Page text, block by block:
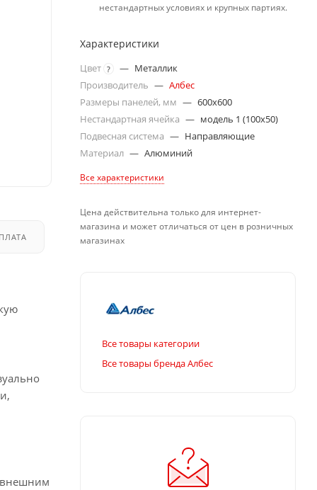
внешним
нестандартных условиях и крупных партиях.
Характеристики
Цвет ? — Металлик
Производитель — Албес
Размеры панелей, мм — 600x600
Нестандартная ячейка — модель 1 (100х50)
Подвесная система — Направляющие
Материал — Алюминий
Все характеристики
Цена действительна только для интернет-
магазина и может отличаться от цен в розничных
магазинах
Все товары категории
Все товары бренда Албес